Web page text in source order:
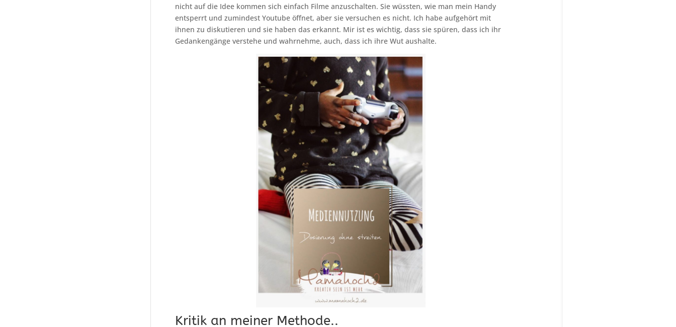
nicht auf die Idee kommen sich einfach Filme anzuschalten. Sie wüssten, wie man mein Handy
entsperrt und zumindest Youtube öffnet, aber sie versuchen es nicht. Ich habe aufgehört mit
ihnen zu diskutieren und sie haben das erkannt. Mir ist es wichtig, dass sie spüren, dass ich ihr
Gedankengänge verstehe und wahrnehme, auch, dass ich ihre Wut aushalte.
Kritik an meiner Methode..